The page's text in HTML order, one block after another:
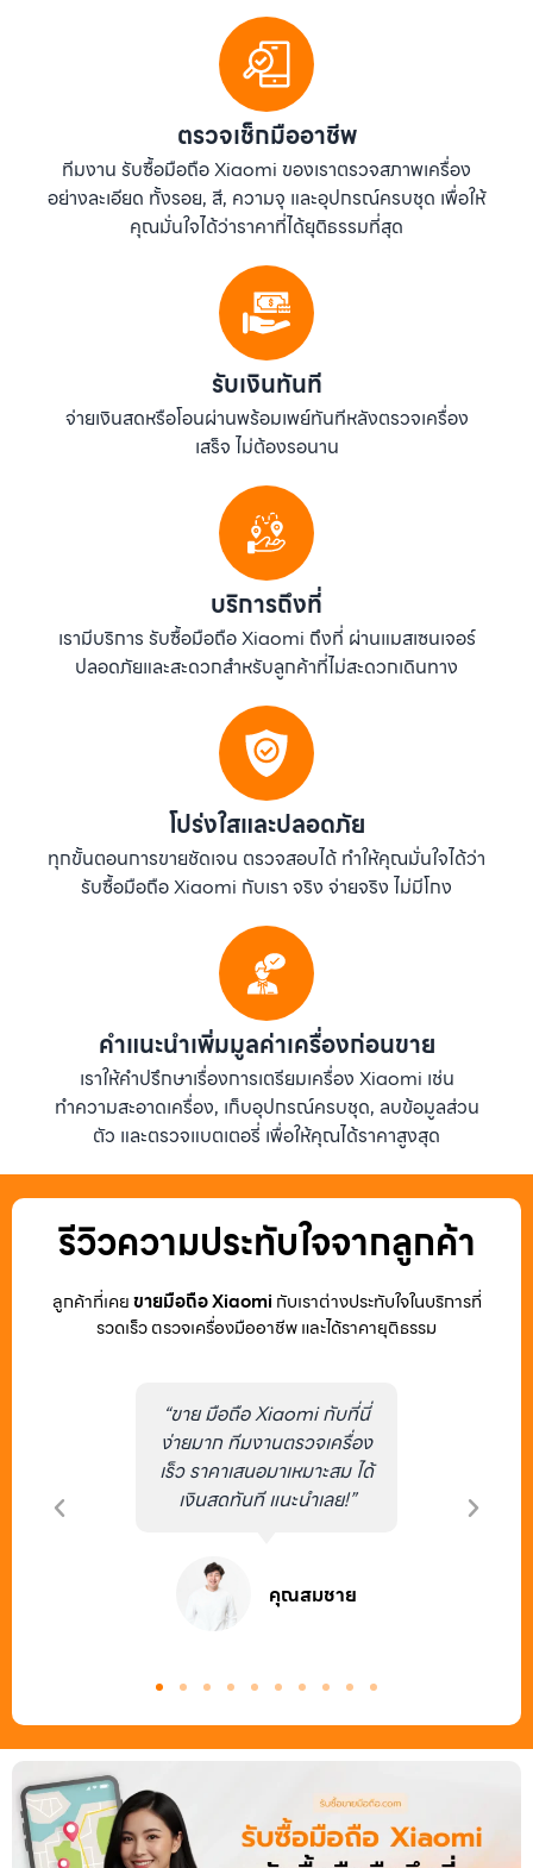
ตรวจเช็กมืออาชีพ
ทีมงาน รับซื้อมือถือ Xiaomi ของเราตรวจสภาพเครื่อง
อย่างละเอียด ทั้งรอย, สี, ความจุ และอุปกรณ์ครบชุด เพื่อให้
คุณมั่นใจได้ว่าราคาที่ได้ยุติธรรมที่สุด
รับเงินทันที
จ่ายเงินสดหรือโอนผ่านพร้อมเพย์ทันทีหลังตรวจเครื่อง
เสร็จ ไม่ต้องรอนาน
บริการถึงที่
เรามีบริการ รับซื้อมือถือ Xiaomi ถึงที่ ผ่านแมสเซนเจอร์
ปลอดภัยและสะดวกสำหรับลูกค้าที่ไม่สะดวกเดินทาง
โปร่งใสและปลอดภัย
ทุกขั้นตอนการขายชัดเจน ตรวจสอบได้ ทำให้คุณมั่นใจได้ว่า
รับซื้อมือถือ Xiaomi กับเรา จริง จ่ายจริง ไม่มีโกง
คำแนะนำเพิ่มมูลค่าเครื่องก่อนขาย
เราให้คำปรึกษาเรื่องการเตรียมเครื่อง Xiaomi เช่น
ทำความสะอาดเครื่อง, เก็บอุปกรณ์ครบชุด, ลบข้อมูลส่วน
ตัว และตรวจแบตเตอรี่ เพื่อให้คุณได้ราคาสูงสุด
รีวิวความประทับใจจากลูกค้า
ลูกค้าที่เคยขายมือถือ Xiaomi กับเราต่างประทับใจในบริการที่
รวดเร็ว ตรวจเครื่องมืออาชีพ และได้ราคายุติธรรม
“ขาย มือถือ Xiaomi กับที่นี่
ง่ายมาก ทีมงานตรวจเครื่อง
เร็ว ราคาเสนอมาเหมาะสม ได้
เงินสดทันที แนะนำเลย!”
คุณสมชาย